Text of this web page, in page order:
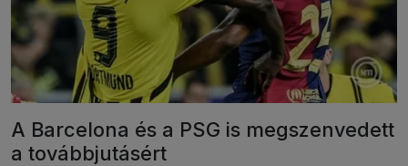
A Barcelona és a PSG is megszenvedett
a továbbjutásért